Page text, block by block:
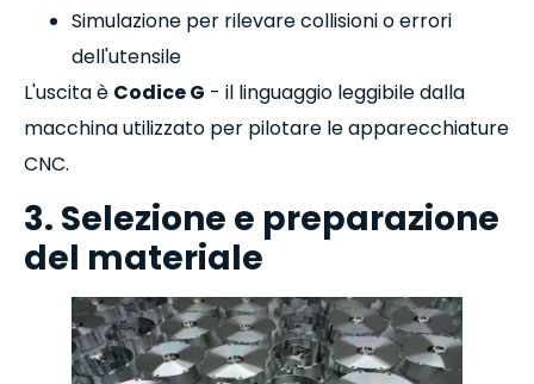
Simulazione per rilevare collisioni o errori
dell'utensile
L'uscita è Codice G - il linguaggio leggibile dalla
macchina utilizzato per pilotare le apparecchiature
CNC.
3. Selezione e preparazione
del materiale